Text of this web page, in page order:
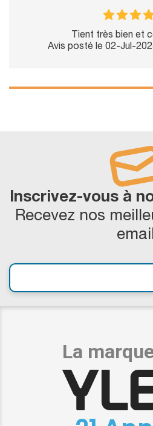
Tient très bien et
Avis posté le 02-Jul-
Inscrivez-vous à
Recevez nos